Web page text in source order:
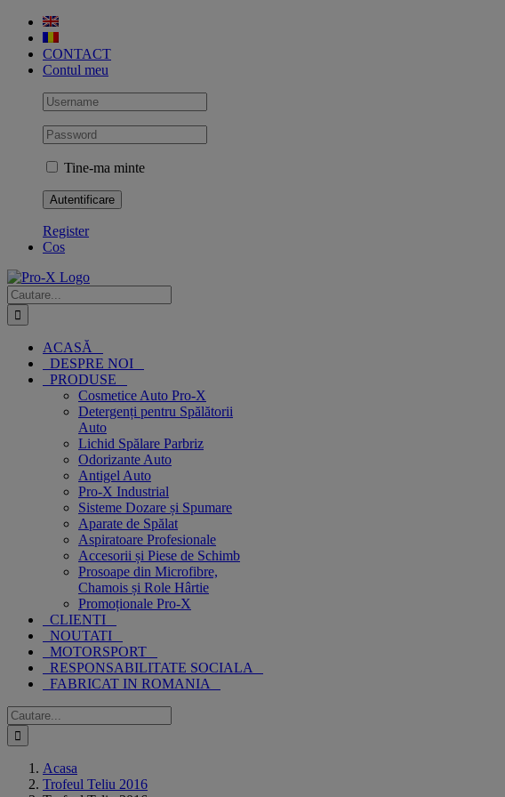
Skip
contentCONTACT
Contul meu
Tine-ma minte
Register
Cos
Cautare...
ACASĂ
DESPRE NOI
PRODUSE
Cosmetice Auto Pro-X
Detergenți pentru Spălătorii
Auto
Lichid Spălare Parbriz
Odorizante Auto
Antigel Auto
Pro-X Industrial
Sisteme Dozare și Spumare
Aparate de Spălat
Aspiratoare Profesionale
Accesorii și Piese de Schimb
Prosoape din Microfibre,
Chamois și Role Hârtie
Promoționale Pro-X
CLIENTI
NOUTATI
MOTORSPORT
RESPONSABILITATE SOCIALA
FABRICAT IN ROMANIA
Cautare...
Acasa
Trofeul Teliu 2016